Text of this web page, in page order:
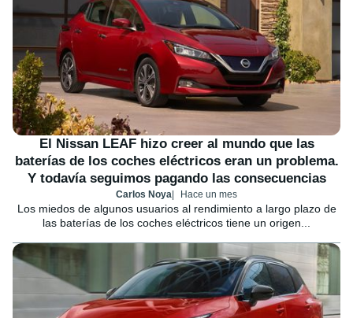
El Nissan LEAF hizo creer al mundo que las
baterías de los coches eléctricos eran un problema.
Y todavía seguimos pagando las consecuencias
Carlos Noya Hace un mes
Los miedos de algunos usuarios al rendimiento a largo plazo de
las baterías de los coches eléctricos tiene un origen...